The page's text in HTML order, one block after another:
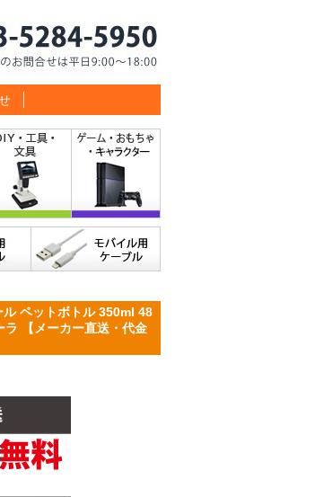
ル ペットボトル 350ml 48
【メーカー直送・代金